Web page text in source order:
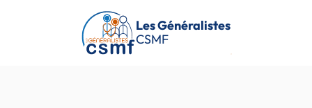
Passer au contenu principal
Les Généralistes
CSMF